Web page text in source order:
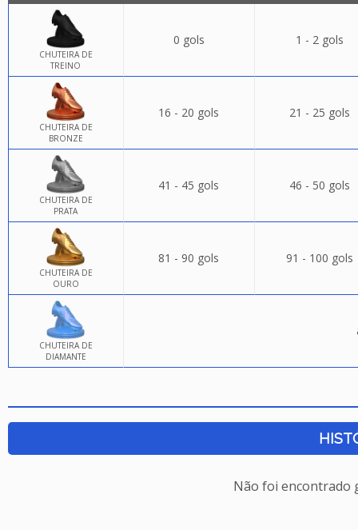
CHUTEIRA DE
TREINO
0 gols 1 - 2 gols
CHUTEIRA DE
BRONZE
16 - 20 gols 21 - 25 gols
CHUTEIRA DE
PRATA
41 - 45 gols 46 - 50 gols
CHUTEIRA DE
OURO
81 - 90 gols 91 - 100 gols
CHUTEIRA DE
DIAMANTE
Não foi encontrado